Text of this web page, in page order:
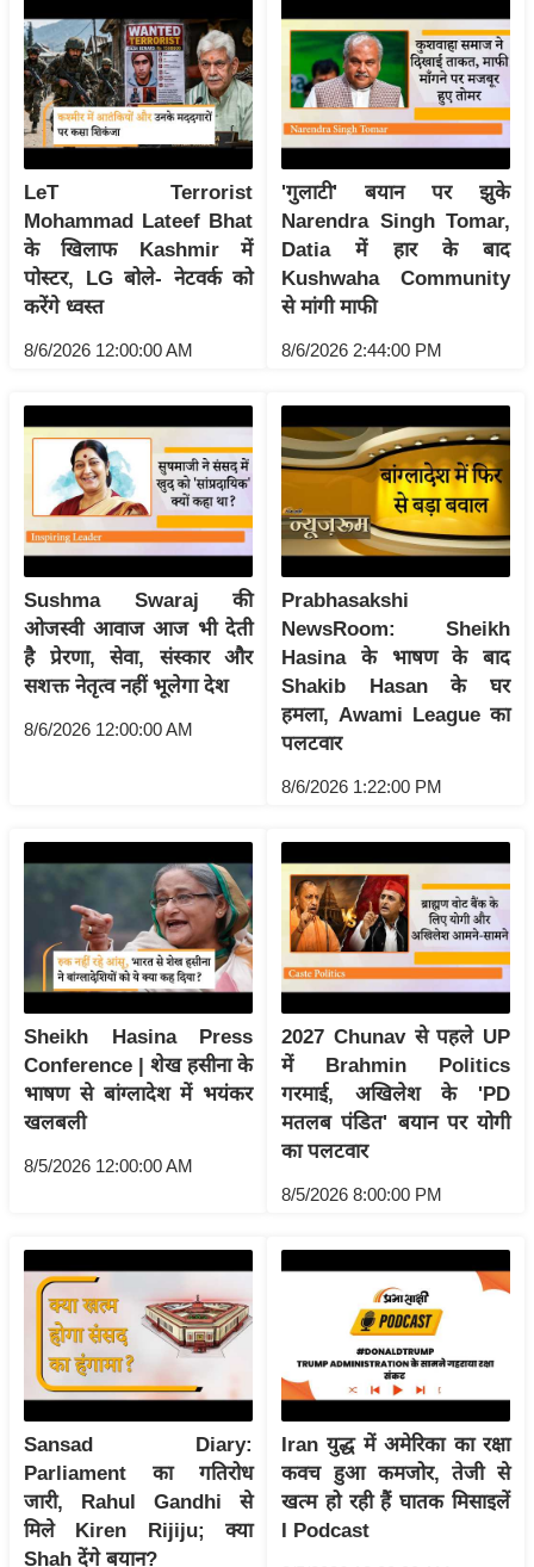
P
L
2
0
2
6
क्रा
इ
म
ई
-
प
र
ल
बे
मि
सा
ल
श
डि
या
सा
हि
त्य
ज
त
व
र्ल्ड
ब्री
फ
म
नो
रं
ज
LeT Terrorist
Mohammad Lateef Bhat
के खिलाफ Kashmir में
पोस्टर, LG बोले- नेटवर्क को
करेंगे ध्वस्त
8/6/2026 12:00:00 AM
'गुलाटी' बयान पर झुके
Narendra Singh Tomar,
Datia में हार के बाद
Kushwaha Community
से मांगी माफी
8/6/2026 2:44:00 PM
Sushma Swaraj की
ओजस्वी आवाज आज भी देती
है प्रेरणा, सेवा, संस्कार और
सशक्त नेतृत्व नहीं भूलेगा देश
8/6/2026 12:00:00 AM
Prabhasakshi
NewsRoom: Sheikh
Hasina के भाषण के बाद
Shakib Hasan के घर
हमला, Awami League का
पलटवार
8/6/2026 1:22:00 PM
Sheikh Hasina Press
Conference | शेख हसीना के
भाषण से बांग्लादेश में भयंकर
खलबली
8/5/2026 12:00:00 AM
2027 Chunav से पहले UP
में Brahmin Politics
गरमाई, अखिलेश के 'PD
मतलब पंडित' बयान पर योगी
का पलटवार
8/5/2026 8:00:00 PM
Sansad Diary:
Parliament का गतिरोध
जारी, Rahul Gandhi से
मिले Kiren Rijiju; क्या
Shah देंगे बयान?
Iran युद्ध में अमेरिका का रक्षा
कवच हुआ कमजोर, तेजी से
खत्म हो रही हैं घातक मिसाइलें
I Podcast